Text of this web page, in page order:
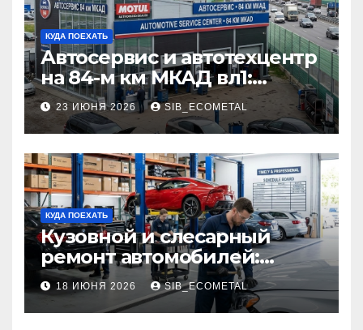
КУДА ПОЕХАТЬ
Автосервис и автотехцентр
на 84-м км МКАД вл1:
описание услуг и режим
работы
23 ИЮНЯ 2026 SIB_ECOMETAL
КУДА ПОЕХАТЬ
Кузовной и слесарный
ремонт автомобилей:
наличие оригинальных
запчастей производителя
и сроки выполнения работ
18 ИЮНЯ 2026 SIB_ECOMETAL